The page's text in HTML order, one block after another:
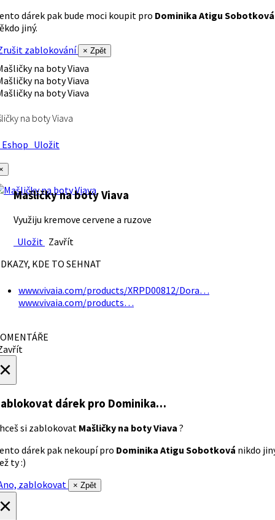
dárek pak bude moci koupit pro Dominika Atigu Sobotková
jiný.
zablokování
× Zpět
na boty Viava
Uložit
Mašličky na boty Viava
Využiju kremove cervene a ruzove
Uložit Zavřít
KDE TO SEHNAT
www.vivaia.com/products/XRPD00812/Dora…
www.vivaia.com/products…
dárek pro Dominika…
si zablokovat Mašličky na boty Viava ?
dárek pak nekoupí pro Dominika Atigu Sobotková nikdo
ty :)
zablokovat
× Zpět